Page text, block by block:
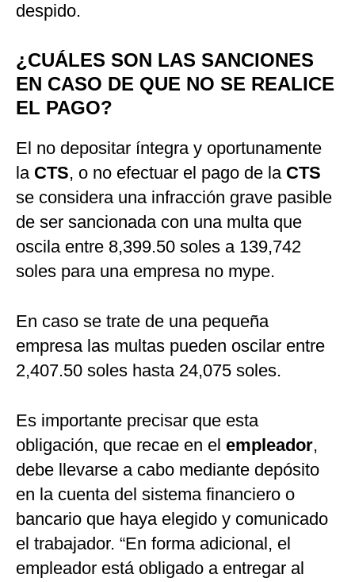
despido.
¿CUÁLES SON LAS SANCIONES
EN CASO DE QUE NO SE REALICE
EL PAGO?
El no depositar íntegra y oportunamente
la CTS, o no efectuar el pago de la CTS
se considera una infracción grave pasible
de ser sancionada con una multa que
oscila entre 8,399.50 soles a 139,742
soles para una empresa no mype.
En caso se trate de una pequeña
empresa las multas pueden oscilar entre
2,407.50 soles hasta 24,075 soles.
Es importante precisar que esta
obligación, que recae en el empleador,
debe llevarse a cabo mediante depósito
en la cuenta del sistema financiero o
bancario que haya elegido y comunicado
el trabajador. “En forma adicional, el
empleador está obligado a entregar al